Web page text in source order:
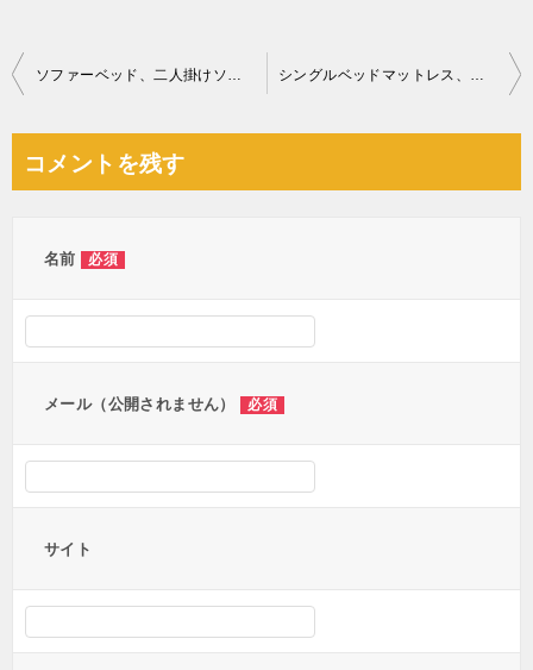
投
ビ
ソファーベッド、二人掛けソファーの回収・処分ご依頼 お客様の声 シングルベッドマットレス、スタンドミラー、収納ケース等の回収
コメントを残す
名前 必須
メール（公開されません） 必須
サイト